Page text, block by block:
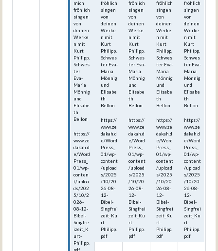
mich
fröhlich
singen
von
deinen
Werke
n mit
Kurt
Philipp,
Schwes
ter
Eva-
Maria
Mönnig
und
Elisabe
th
Bellon
https://
www.ze
dakah.d
e/Word
Press_
01/wp-
conten
t/uploa
ds/202
5/10/2
026-
08-12-
Bibel-
Singfre
izeit_K
urt-
Philipp.
pdf
fröhlich
singen
von
deinen
Werke
n mit
Kurt
Philipp,
Schwes
ter Eva-
Maria
Mönnig
und
Elisabe
th
Bellon
https://
www.ze
dakah.d
e/Word
Press_
01/wp-
content
/upload
s/2025
/10/20
26-08-
12-
Bibel-
Singfrei
zeit_Ku
rt-
Philipp.
pdf
fröhlich
singen
von
deinen
Werke
n mit
Kurt
Philipp,
Schwes
ter Eva-
Maria
Mönnig
und
Elisabe
th
Bellon
https://
www.ze
dakah.d
e/Word
Press_
01/wp-
content
/upload
s/2025
/10/20
26-08-
12-
Bibel-
Singfrei
zeit_Ku
rt-
Philipp.
pdf
fröhlich
singen
von
deinen
Werke
n mit
Kurt
Philipp,
Schwes
ter Eva-
Maria
Mönnig
und
Elisabe
th
Bellon
https://
www.ze
dakah.d
e/Word
Press_
01/wp-
content
/upload
s/2025
/10/20
26-08-
12-
Bibel-
Singfrei
zeit_Ku
rt-
Philipp.
pdf
fröhlich
singen
von
deinen
Werke
n mit
Kurt
Philipp,
Schwes
ter Eva-
Maria
Mönnig
und
Elisabe
th
Bellon
https://
www.ze
dakah.d
e/Word
Press_
01/wp-
content
/upload
s/2025
/10/20
26-08-
12-
Bibel-
Singfrei
zeit_Ku
rt-
Philipp.
pdf